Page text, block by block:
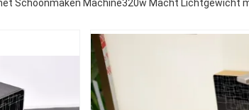
Schoonmaken Machine320w Macht Lichtgewicht